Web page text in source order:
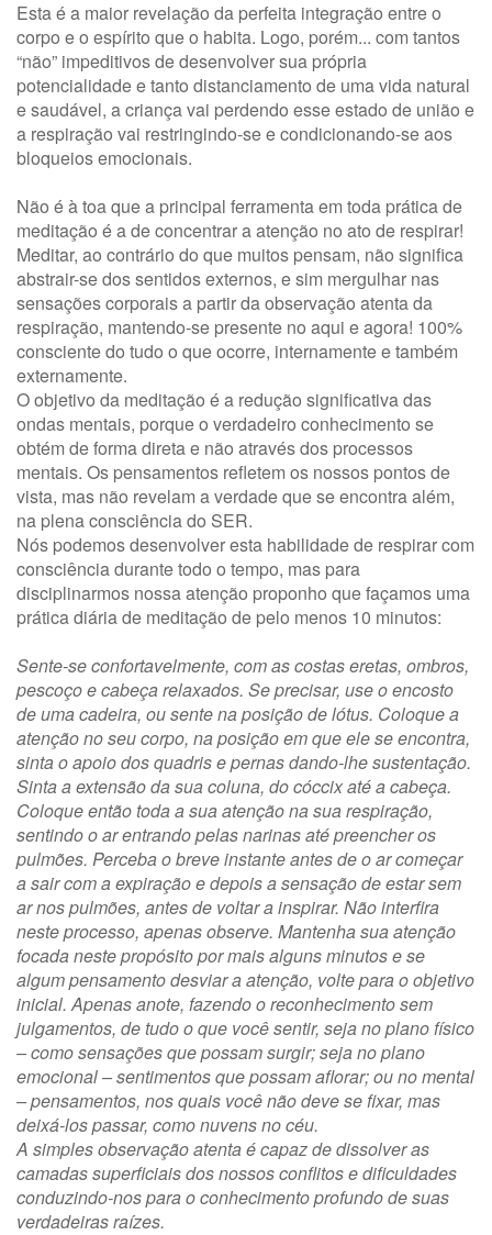
Esta é a maior revelação da perfeita integração entre o
corpo e o espírito que o habita. Logo, porém... com tantos
“não” impeditivos de desenvolver sua própria
potencialidade e tanto distanciamento de uma vida natural
e saudável, a criança vai perdendo esse estado de união e
a respiração vai restringindo-se e condicionando-se aos
bloqueios emocionais.
Não é à toa que a principal ferramenta em toda prática de
meditação é a de concentrar a atenção no ato de respirar!
Meditar, ao contrário do que muitos pensam, não significa
abstrair-se dos sentidos externos, e sim mergulhar nas
sensações corporais a partir da observação atenta da
respiração, mantendo-se presente no aqui e agora! 100%
consciente do tudo o que ocorre, internamente e também
externamente.
O objetivo da meditação é a redução significativa das
ondas mentais, porque o verdadeiro conhecimento se
obtém de forma direta e não através dos processos
mentais. Os pensamentos refletem os nossos pontos de
vista, mas não revelam a verdade que se encontra além,
na plena consciência do SER.
Nós podemos desenvolver esta habilidade de respirar com
consciência durante todo o tempo, mas para
disciplinarmos nossa atenção proponho que façamos uma
prática diária de meditação de pelo menos 10 minutos:
Sente-se confortavelmente, com as costas eretas, ombros,
pescoço e cabeça relaxados. Se precisar, use o encosto
de uma cadeira, ou sente na posição de lótus. Coloque a
atenção no seu corpo, na posição em que ele se encontra,
sinta o apoio dos quadris e pernas dando-lhe sustentação.
Sinta a extensão da sua coluna, do cóccix até a cabeça.
Coloque então toda a sua atenção na sua respiração,
sentindo o ar entrando pelas narinas até preencher os
pulmões. Perceba o breve instante antes de o ar começar
a sair com a expiração e depois a sensação de estar sem
ar nos pulmões, antes de voltar a inspirar. Não interfira
neste processo, apenas observe. Mantenha sua atenção
focada neste propósito por mais alguns minutos e se
algum pensamento desviar a atenção, volte para o objetivo
inicial. Apenas anote, fazendo o reconhecimento sem
julgamentos, de tudo o que você sentir, seja no plano físico
– como sensações que possam surgir; seja no plano
emocional – sentimentos que possam aflorar; ou no mental
– pensamentos, nos quais você não deve se fixar, mas
deixá-los passar, como nuvens no céu.
A simples observação atenta é capaz de dissolver as
camadas superficiais dos nossos conflitos e dificuldades
conduzindo-nos para o conhecimento profundo de suas
verdadeiras raízes.